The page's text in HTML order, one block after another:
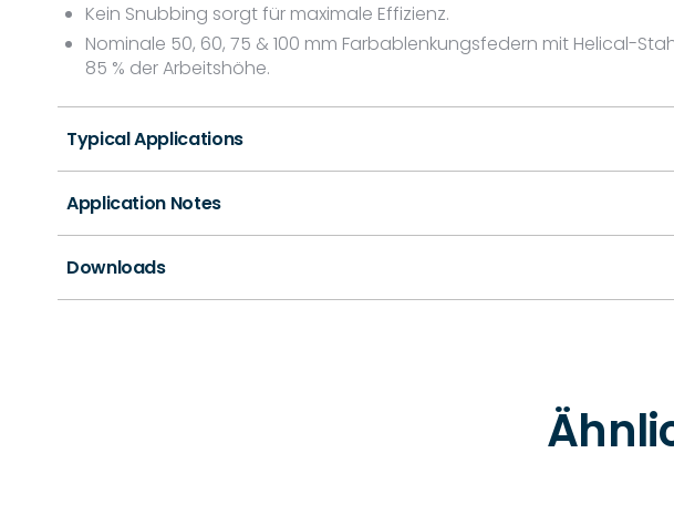
Kein Snubbing sorgt für maximale Effizienz.
Nominale 50, 60, 75 & 100 mm Farbablenkungsfedern mit Helical-
85 % der Arbeitshöhe.
Typical Applications
Application Notes
Downloads